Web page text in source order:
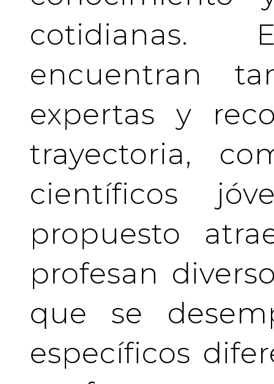
encuentran
expertas y
trayectoria,
científicos
propuesto
profesan
que se
específicos